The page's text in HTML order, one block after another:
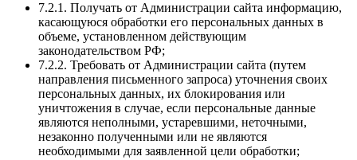
7.2.1. Получать от Администрации сайта информацию,
касающуюся обработки его персональных данных в
объеме, установленном действующим
законодательством РФ;
7.2.2. Требовать от Администрации сайта (путем
направления письменного запроса) уточнения своих
персональных данных, их блокирования или
уничтожения в случае, если персональные данные
являются неполными, устаревшими, неточными,
незаконно полученными или не являются
необходимыми для заявленной цели обработки;